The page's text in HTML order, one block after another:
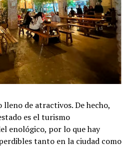
lleno de atractivos. De hecho,
es el turismo
enológico, por lo que hay
tanto en la ciudad como